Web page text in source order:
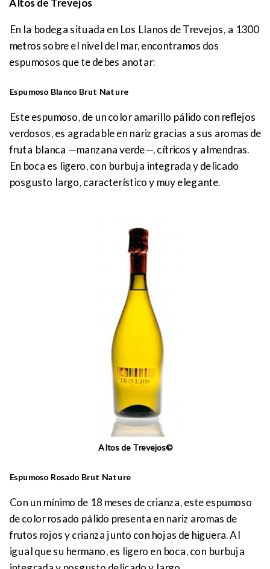
Altos de Trevejos
En la bodega situada en Los Llanos de Trevejos, a 1300
metros sobre el nivel del mar, encontramos dos
espumosos que te debes anotar:
Espumoso Blanco Brut Nature
Este espumoso, de un color amarillo pálido con reflejos
verdosos, es agradable en nariz gracias a sus aromas de
fruta blanca —manzana verde—, cítricos y almendras.
En boca es ligero, con burbuja integrada y delicado
posgusto largo, característico y muy elegante.
Altos de Trevejos©
Espumoso Rosado Brut Nature
Con un mínimo de 18 meses de crianza, este espumoso
de color rosado pálido presenta en nariz aromas de
frutos rojos y crianza junto con hojas de higuera. Al
igual que su hermano, es ligero en boca, con burbuja